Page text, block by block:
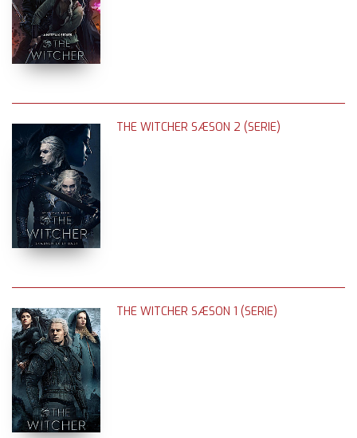
THE WITCHER SÆSON 2 (SERIE)
THE WITCHER SÆSON 1 (SERIE)